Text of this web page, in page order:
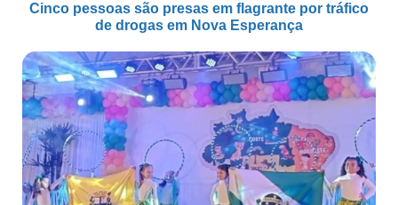
Cinco pessoas são presas em flagrante por tráfico
de drogas em Nova Esperança